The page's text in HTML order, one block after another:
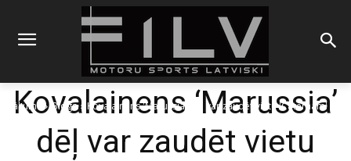
Sākums Blogs
Kovalainens 'Marussia' dēļ var zaudēt vietu 'Caterham'
Kovalainens ‘Marussia’
dēļ var zaudēt vietu